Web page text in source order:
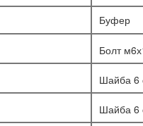
Буфер
Болт
Шайба 6
Шайба 6